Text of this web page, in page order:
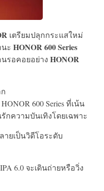
เตรียมปลุกกระแสใหม่
ะ HONOR 600 Series
รอคอยอย่าง HONOR
600 Series ที่เน้น
ความบันเทิงโดยเฉพาะ
ยเป็นวิดีโอระดับ
6.0 จะเดินถ่ายหรือวิ่ง